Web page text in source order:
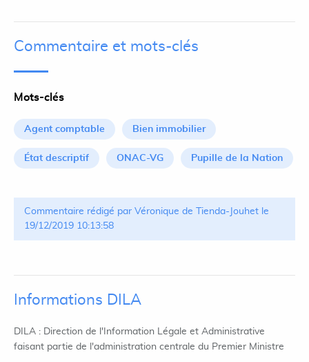
Commentaire et mots-clés
Mots-clés
Agent comptable Bien immobilier
État descriptif ONAC-VG Pupille de la Nation
Commentaire rédigé par Véronique de Tienda-Jouhet le
19/12/2019 10:13:58
Informations DILA
DILA : Direction de l'Information Légale et Administrative
faisant partie de l'administration centrale du Premier Ministre